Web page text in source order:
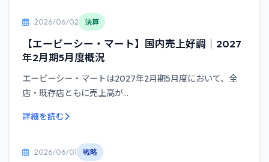
2026/06/02 決算
【エービーシー・マート】国内売上好調｜2027
年2月期5月度概況
エービーシー・マートは2027年2月期5月度において、全
店・既存店ともに売上高が...
詳細を読む
2026/06/01 戦略